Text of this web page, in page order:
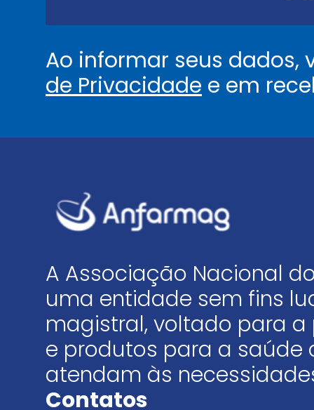
Ao informar seus
de Privacidade e em
A Associação Nacional
uma entidade sem fins
magistral, voltado para
e produtos para a saúde
atendam às
Contatos